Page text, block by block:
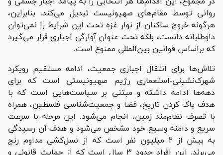
روانی توسط مقام‌های صهیونیست تبدیل می‌کند. بنابراین،
هرگونه خروج ساکنان از نوار غزه تحت این شرایط را نمی‌توان
داوطلبانه دانست، بلکه تحت عنوان آوارگی اجباری قرار می‌گیرد
که براساس قوانین بین‌المللی ممنوع است.
تلاش‌ها برای انتقال اجباری جمعیت، ادامه مستقیم رویکرد
شهرک‌نشینی-استعماری رژیم صهیونیستی است که برای
دهه‌ها ادامه داشته و مبتنی بر سیاست‌هایی است که با
هدف پاک کردن تاریخ، فضا و جمعیت‌شناسی فلسطین، همراه
با تصرف نظام‌مند زمین، انجام می‌شود. این مرحله با سرعت
سریع و دامنه وسیع خود مشخص می‌شود و هدف آن رسیدگی
به بیش از ۲ میلیون نفر است که از نسل‌کشی مداوم رنج
می‌برند. این افراد حدود ۳ سال است که از حمایت قانونی و